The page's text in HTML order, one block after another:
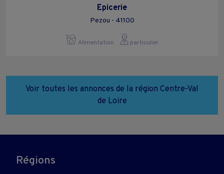
Epicerie
Pezou - 41100
Alimentation particulier
Voir toutes les annonces de la région Centre-Val
de Loire
Régions